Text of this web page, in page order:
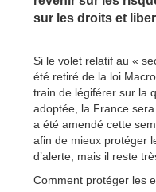
sur les droits et
Si le volet relatif au «
été retiré de la loi
train de légiférer sur la
adoptée, la France
a été amendé cette
afin de mieux protéger
d’alerte, mais il reste
Comment protéger les